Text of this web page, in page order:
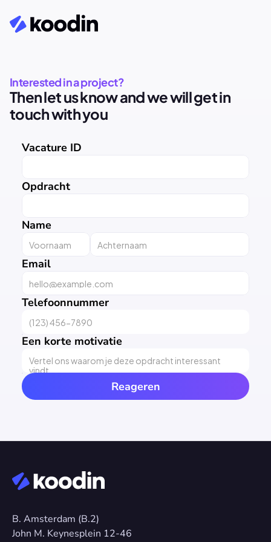
Interested in a project?
Then let us know and we will get in
touch with you
Vacature ID
Opdracht
Name
Email
Telefoonnummer
Een korte motivatie
Reageren
B. Amsterdam (B.2)
John M. Keynesplein 12-46